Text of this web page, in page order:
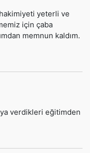
yeterli ve
için çaba
memnun kaldım.
verdikleri eğitimden